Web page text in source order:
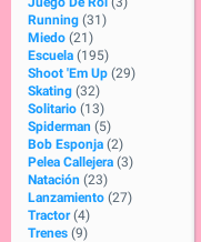
Running (31)
Miedo (21)
Escuela (195)
Shoot 'Em Up (29)
Skating (32)
Solitario (13)
Spiderman (5)
Bob Esponja (2)
Pelea Callejera (3)
Natación (23)
Lanzamiento (27)
Tractor (4)
Trenes (9)